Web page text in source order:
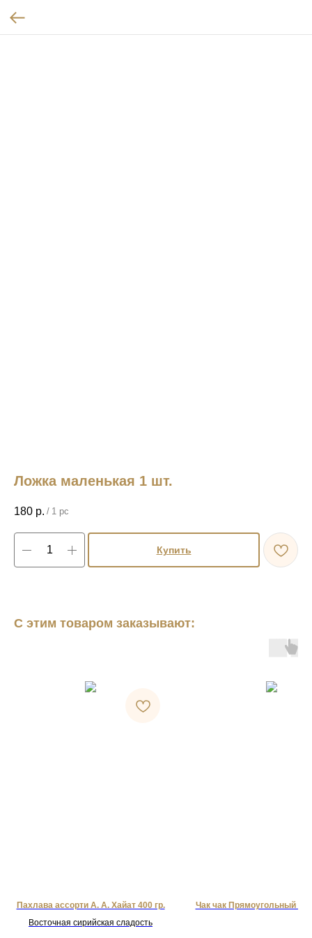
Ложка маленькая 1 шт.
180 р. / 1 pc
Купить
С этим товаром заказывают:
Пахлава ассорти А. А. Хайат 400 гр.
Восточная сирийская сладость
Чак чак Прямоугольный